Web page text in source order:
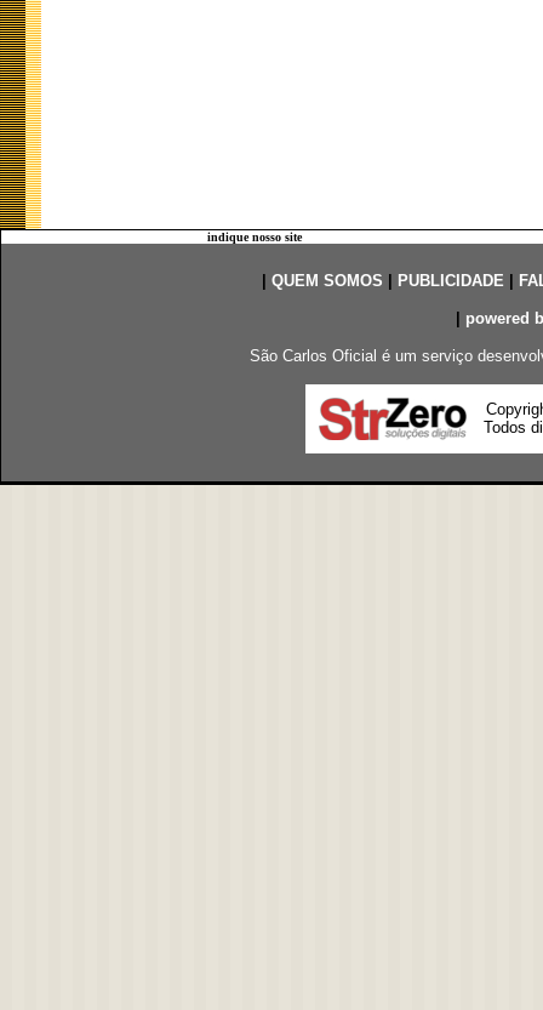
indique nosso site
QUEM SOMOS PUBLICIDADE|
powered
São Carlos Oficial é um serviço
Todos